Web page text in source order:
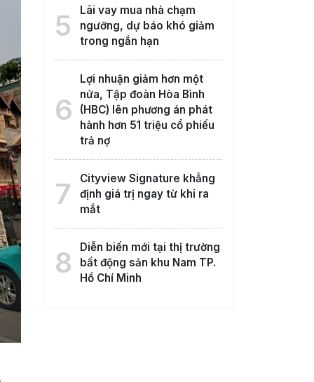
5
Lãi vay mua nhà chạm
ngưỡng, dự báo khó giảm
trong ngắn hạn
6
Lợi nhuận giảm hơn một
nửa, Tập đoàn Hòa Bình
(HBC) lên phương án phát
hành hơn 51 triệu cổ phiếu
trả nợ
7
Cityview Signature khẳng
định giá trị ngay từ khi ra
mắt
8
Diễn biến mới tại thị trường
bất động sản khu Nam TP.
Hồ Chí Minh